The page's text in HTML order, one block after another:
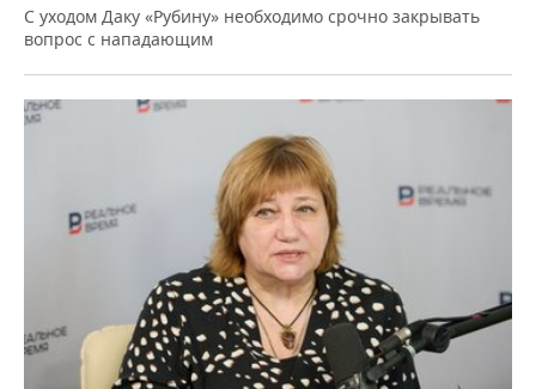
С уходом Даку «Рубину» необходимо срочно закрывать
вопрос с нападающим